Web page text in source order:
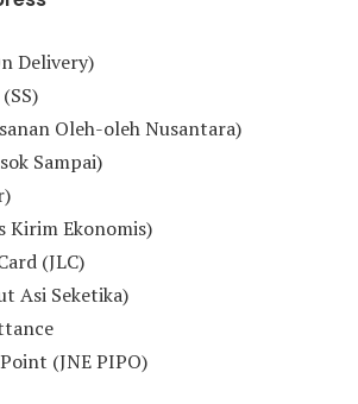
Delivery)
Oleh-oleh Nusantara)
Sampai)
Kirim Ekonomis)
(JLC)
Asi Seketika)
(JNE PIPO)